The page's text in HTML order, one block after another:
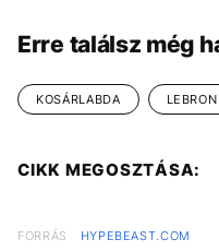
Erre találsz még
KOSÁRLABDA
CIKK MEGOSZTÁSA:
FORRÁS HYPEBEAST.COM